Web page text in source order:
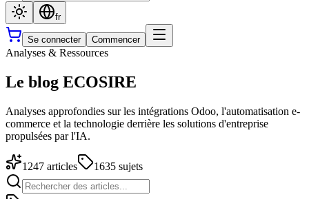
fr
Se connecter Commencer
Analyses & Ressources
Le blog ECOSIRE
Analyses approfondies sur les intégrations Odoo, l'automatisation e-
commerce et la technologie derrière les solutions d'entreprise
propulsées par l'IA.
1247 articles 1635 sujets